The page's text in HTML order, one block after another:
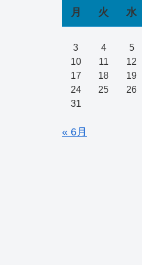
月 火 水
3
4 5
10
11 12
17
18 19
24
25 26
31
« 6月